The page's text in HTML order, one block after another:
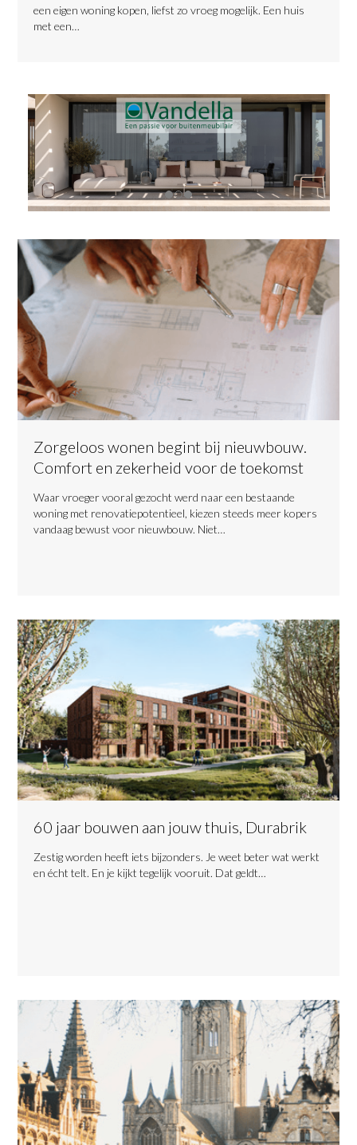
een eigen woning kopen, liefst zo vroeg mogelijk. Een huis
met een…
Zorgeloos wonen begint bij nieuwbouw.
Comfort en zekerheid voor de toekomst
​Waar vroeger vooral gezocht werd naar een bestaande
woning met renovatiepotentieel, kiezen steeds meer kopers
vandaag bewust voor nieuwbouw. Niet…
60 jaar bouwen aan jouw thuis, Durabrik
​Zestig worden heeft iets bijzonders. Je weet beter wat werkt
en écht telt. En je kijkt tegelijk vooruit. Dat geldt…